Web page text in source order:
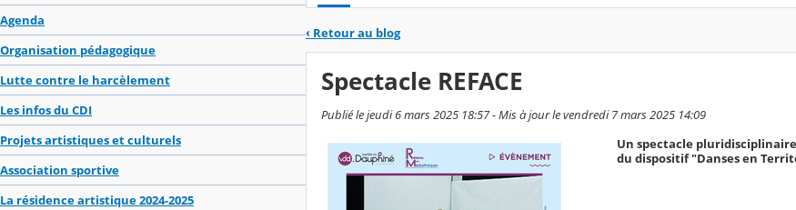
Agenda
Organisation pédagogique
Lutte contre le harcèlement
Les infos du CDI
Projets artistiques et culturels
Association sportive
La résidence artistique 2024-2025
‹ Retour au blog
Spectacle REFACE
Publié le jeudi 6 mars 2025 18:57 - Mis à jour le vendredi 7 mars 2025 14:09
Un spectacle
du dispositif "Danses en